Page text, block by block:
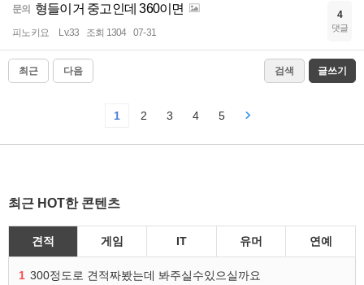
문의 형들이거 중고인데 360이면
피노키요 Lv.33 조회 1304 07-31
4
댓글
최근 다음 검색 글쓰기
1 2 3 4 5
최근 HOT한 콘텐츠
견적 게임 IT 유머 연예
1 300정도로 견적짜봤는데 봐주실수있으실까요